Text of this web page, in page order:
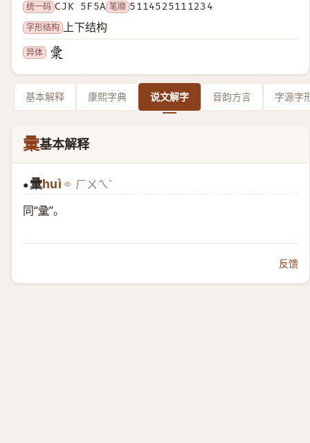
统一码 CJK 5F5A 笔顺 5114525111234
字形结构
上下结构
异体
基本解释 康熙字典 说文解字 音韵方言 字源字
彚基本解释
● 彚huì ㄏㄨㄟˋ
同“彙”。
反馈